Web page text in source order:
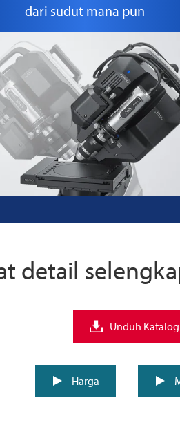
dari sudut mana pun
detail
Unduh Katalog
Harga